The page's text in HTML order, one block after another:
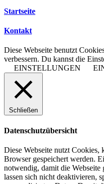
Startseite
Kontakt
Diese Webseite benutzt
verbessern. Du kannst die
EINSTELLUNGEN
Schließen
Datenschutzübersicht
Diese Webseite nutzt
Browser gespeichert werden.
notwendig, damit die
lassen sich nicht deaktivieren,